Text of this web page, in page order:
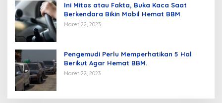
Ini Mitos atau Fakta, Buka Kaca Saat
Berkendara Bikin Mobil Hemat BBM
Maret 22, 2023
Pengemudi Perlu Memperhatikan 5 Hal
Berikut Agar Hemat BBM.
Maret 22, 2023